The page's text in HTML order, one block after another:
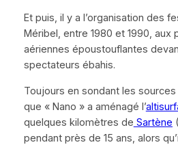
Et puis, il y a l’organisation des
Méribel, entre 1980 et 1990, aux
aériennes époustouflantes
spectateurs ébahis.
Toujours en sondant les
que « Nano »a aménagé l’
quelques kilomètres de Sartène
pendant près de 15 ans, alors